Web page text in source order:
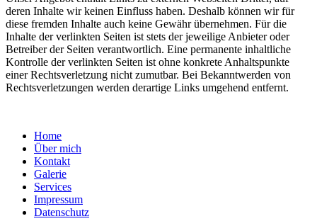
deren Inhalte wir keinen Einfluss haben. Deshalb können wir für
diese fremden Inhalte auch keine Gewähr übernehmen. Für die
Inhalte der verlinkten Seiten ist stets der jeweilige Anbieter oder
Betreiber der Seiten verantwortlich. Eine permanente inhaltliche
Kontrolle der verlinkten Seiten ist ohne konkrete Anhaltspunkte
einer Rechtsverletzung nicht zumutbar. Bei Bekanntwerden von
Rechtsverletzungen werden derartige Links umgehend entfernt.
Home
Über mich
Kontakt
Galerie
Services
Impressum
Datenschutz